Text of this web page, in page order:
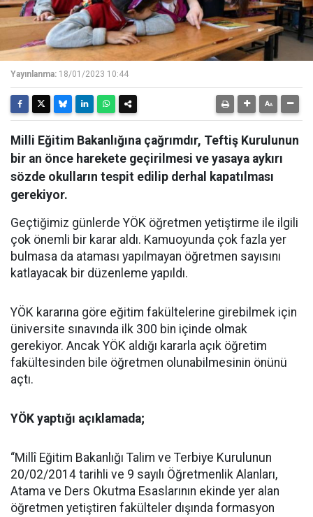
Yayınlanma: 18/01/2023 10:44
Milli Eğitim Bakanlığına çağrımdır, Teftiş Kurulunun
bir an önce harekete geçirilmesi ve yasaya aykırı
sözde okulların tespit edilip derhal kapatılması
gerekiyor.
Geçtiğimiz günlerde YÖK öğretmen yetiştirme ile ilgili
çok önemli bir karar aldı. Kamuoyunda çok fazla yer
bulmasa da ataması yapılmayan öğretmen sayısını
katlayacak bir düzenleme yapıldı.
YÖK kararına göre eğitim fakültelerine girebilmek için
üniversite sınavında ilk 300 bin içinde olmak
gerekiyor. Ancak YÖK aldığı kararla açık öğretim
fakültesinden bile öğretmen olunabilmesinin önünü
açtı.
YÖK yaptığı açıklamada;
“Millî Eğitim Bakanlığı Talim ve Terbiye Kurulunun
20/02/2014 tarihli ve 9 sayılı Öğretmenlik Alanları,
Atama ve Ders Okutma Esaslarının ekinde yer alan
öğretmen yetiştiren fakülteler dışında formasyon